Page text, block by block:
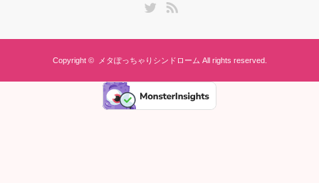
Copyright © メタぽっちゃりシンドローム All rights reserved.